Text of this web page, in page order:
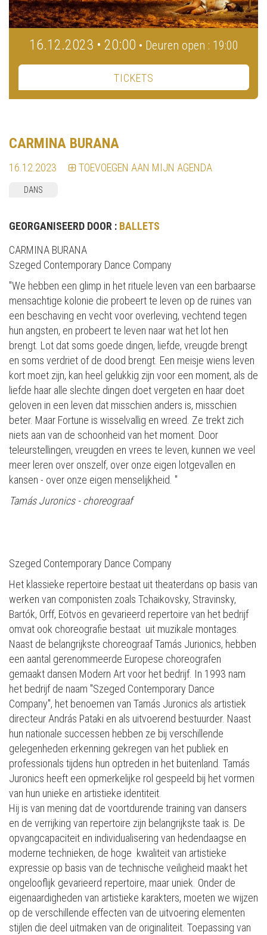
16.12.2023 • 20:00 • Deuren open : 19:00
TICKETS
CARMINA BURANA
16.12.2023 TOEVOEGEN AAN MIJN AGENDA
DANS
GEORGANISEERD DOOR : BALLETS
CARMINA BURANA
Szeged Contemporary Dance Company
"We hebben een glimp in het rituele leven van een barbaarse
mensachtige kolonie die probeert te leven op de ruïnes van
een beschaving en vecht voor overleving, vechtend tegen
hun angsten, en probeert te leven naar wat het lot hen
brengt. Lot dat soms goede dingen, liefde, vreugde brengt
en soms verdriet of de dood brengt. Een meisje wiens leven
kort moet zijn, kan heel gelukkig zijn voor een moment, als de
liefde haar alle slechte dingen doet vergeten en haar doet
geloven in een leven dat misschien anders is, misschien
beter. Maar Fortune is wisselvallig en wreed. Ze trekt zich
niets aan van de schoonheid van het moment. Door
teleurstellingen, vreugden en vrees te leven, kunnen we veel
meer leren over onszelf, over onze eigen lotgevallen en
kansen - over onze eigen menselijkheid. "
Tamás Juronics - choreograaf
Szeged Contemporary Dance Company
Het klassieke repertoire bestaat uit theaterdans op basis van
werken van componisten zoals Tchaikovsky, Stravinsky,
Bartók, Orff, Eötvös en gevarieerd repertoire van het bedrijf
omvat ook choreografie bestaat uit muzikale montages.
Naast de belangrijkste choreograaf Tamás Jurionics, hebben
een aantal gerenommeerde Europese choreografen
gemaakt dansen Modern Art voor het bedrijf. In 1993 nam
het bedrijf de naam "Szeged Contemporary Dance
Company", het benoemen van Tamás Juronics als artistiek
directeur András Pataki en als uitvoerend bestuurder. Naast
hun nationale successen hebben ze bij verschillende
gelegenheden erkenning gekregen van het publiek en
professionals tijdens hun optreden in het buitenland. Tamás
Juronics heeft een opmerkelijke rol gespeeld bij het vormen
van hun unieke en artistieke identiteit.
Hij is van mening dat de voortdurende training van dansers
en de verrijking van repertoire zijn belangrijkste taak is. De
opvangcapaciteit en individualisering van hedendaagse en
moderne technieken, de hoge kwaliteit van artistieke
expressie op basis van de technische veiligheid maakt het
ongelooflijk gevarieerd repertoire, maar uniek. Onder de
eigenaardigheden van artistieke karakters, moeten we wijzen
op de verschillende effecten van de uitvoering elementen
stijlen die deel uitmaken van de originaliteit. Toepassing van